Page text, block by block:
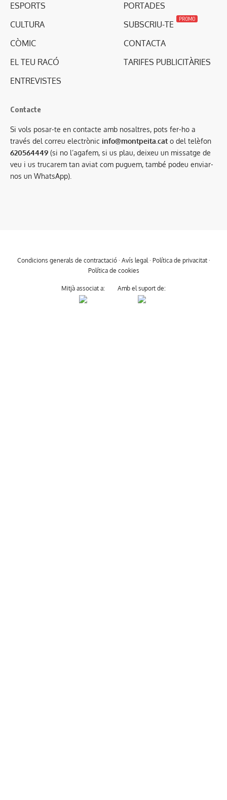
ESPORTS
CULTURA
CÒMIC
EL TEU RACÓ
ENTREVISTES
PORTADES
SUBSCRIU-TE
PROMO
CONTACTA
TARIFES PUBLICITÀRIES
Contacte
Si vols posar-te en contacte amb nosaltres, pots fer-ho a
través del correu electrònic info@montpeita.cat o del telèfon
620564449 (si no l’agafem, si us plau, deixeu un missatge de
veu i us trucarem tan aviat com puguem, també podeu enviar-
nos un WhatsApp).
Condicions generals de contractació· Avís legal· Política de privacitat·
Política de cookies
Mitjà associat a: Amb el suport de: